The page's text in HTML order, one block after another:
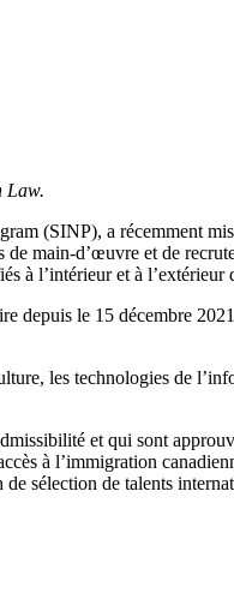
Law.
(SINP), a récemment
main-d’œuvre et de
l’intérieur et à
depuis le 15 décembre
les technologies de
et qui sont
à l’immigration
sélection de talents